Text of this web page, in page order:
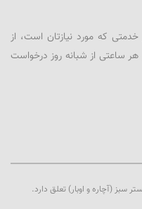
که مورد نیازتان است، از
ساعتی از شبانه روز درخواست
سبز (آچاره و اوبار) تعلق دارد.